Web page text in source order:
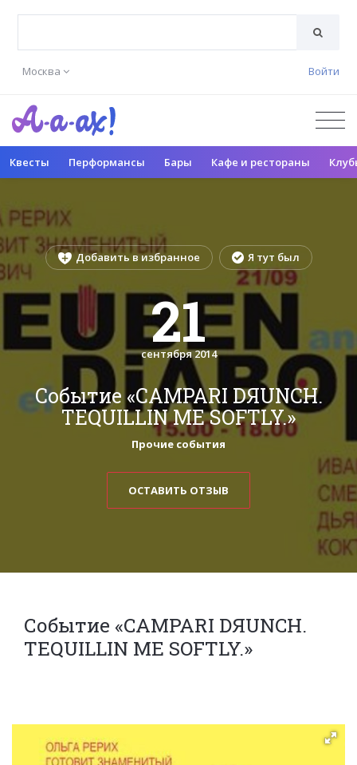
Москва Войти
Квесты Перформансы Бары Кафе и рестораны
Добавить в избранное Я тут был
21
сентября 2014
Событие «CAMPARI DЯUNCH.
TEQUILLIN ME SOFTLY.»
Прочие события
ОСТАВИТЬ ОТЗЫВ
Событие «CAMPARI DЯUNCH.
TEQUILLIN ME SOFTLY.»